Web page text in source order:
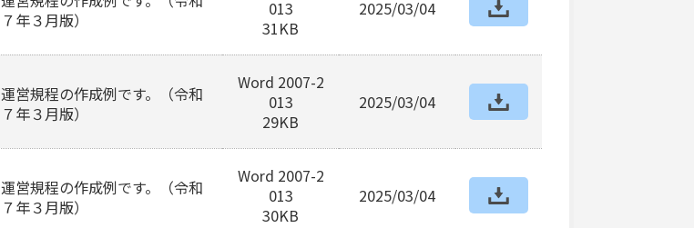
７年３月版）
013
31KB
2025/03/04
運営規程の作成例です。（令和
７年３月版）
Word 2007-2
013
29KB
2025/03/04
運営規程の作成例です。（令和
７年３月版）
Word 2007-2
013
30KB
2025/03/04